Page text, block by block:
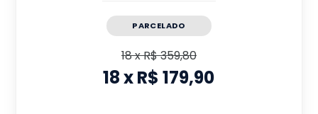
PARCELADO
18xR$ 359,80
18xR$ 179,90